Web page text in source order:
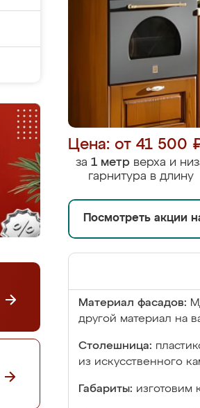
Цена: от 41 500
за 1 метр верха и
гарнитура в длину
Посмотреть акции
Материал фасадов:
другой материал на
Столешница:
из искусственного
Габариты: изготовим